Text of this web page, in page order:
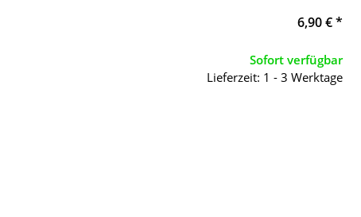
6,90 €*
Sofort verfügbar
Lieferzeit: 1 - 3 Werktage